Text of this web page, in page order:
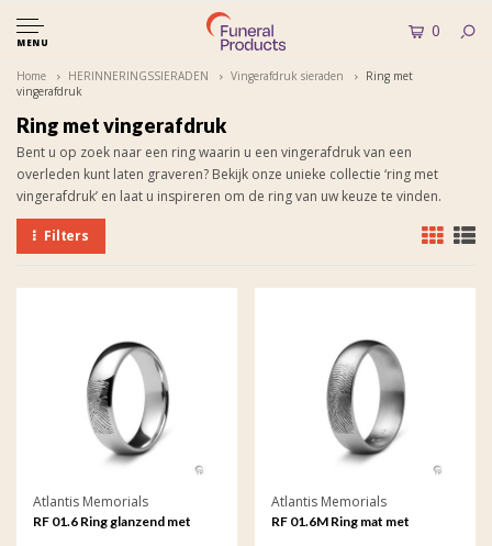
MENU
0
Home HERINNERINGSSIERADEN Vingerafdruk sieraden
Ring met
vingerafdruk
Ring met vingerafdruk
Bent u op zoek naar een ring waarin u een vingerafdruk van een
overleden kunt laten graveren? Bekijk onze unieke collectie ‘ring met
vingerafdruk’ en laat u inspireren om de ring van uw keuze te vinden.
Filters
Atlantis Memorials
RF 01.6 Ring glanzend met
Atlantis Memorials
RF 01.6M Ring mat met